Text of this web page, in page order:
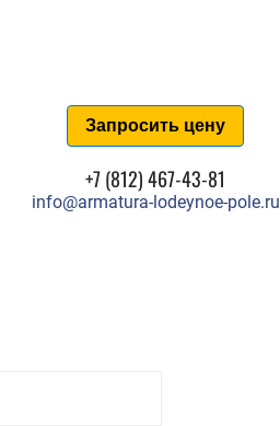
Запросить цену
+7 (812) 467-43-81
info@armatura-lodeynoe-pole.ru